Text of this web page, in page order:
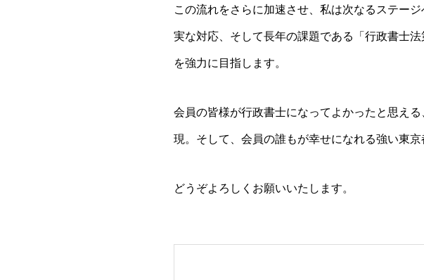
この流れをさらに加速させ、私は次なるステー
実な対応、そして長年の課題である「行政書士
を強力に目指します。
会員の皆様が行政書士になってよかったと思え
現。そして、会員の誰もが幸せになれる強い東
どうぞよろしくお願いいたします。